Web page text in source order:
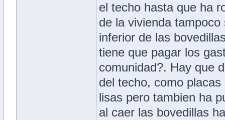
el techo hasta que ha
de la vivienda
inferior de las
tiene que pagar los
comunidad?. Hay que
del techo, como
lisas pero tambien ha
al caer las bovedillas